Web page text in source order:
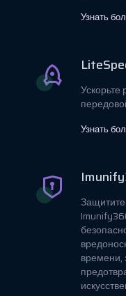
Узнать
Узнать
времени,